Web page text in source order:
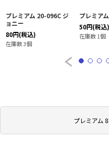
プレミアム
プレミアム 20-096C ジ
ョニー
80円(税込)
在庫数 3個
プレミア
50円(税込)
在庫数 1個